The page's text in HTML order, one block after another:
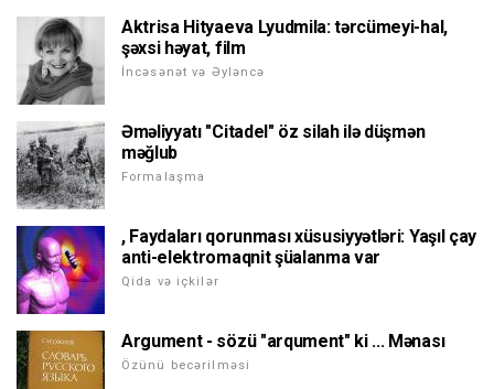
Aktrisa Hityaeva Lyudmila: tərcümeyi-hal,
şəxsi həyat, film
İncəsənət və Əyləncə
Əməliyyatı "Citadel" öz silah ilə düşmən
məğlub
Formalaşma
, Faydaları qorunması xüsusiyyətləri: Yaşıl çay
anti-elektromaqnit şüalanma var
Qida və içkilər
Argument - sözü "arqument" ki ... Mənası
Özünü becərilməsi